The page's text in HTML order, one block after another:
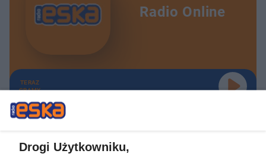
Radio Online
TERAZ
GRAMY
Drogi Użytkowniku,